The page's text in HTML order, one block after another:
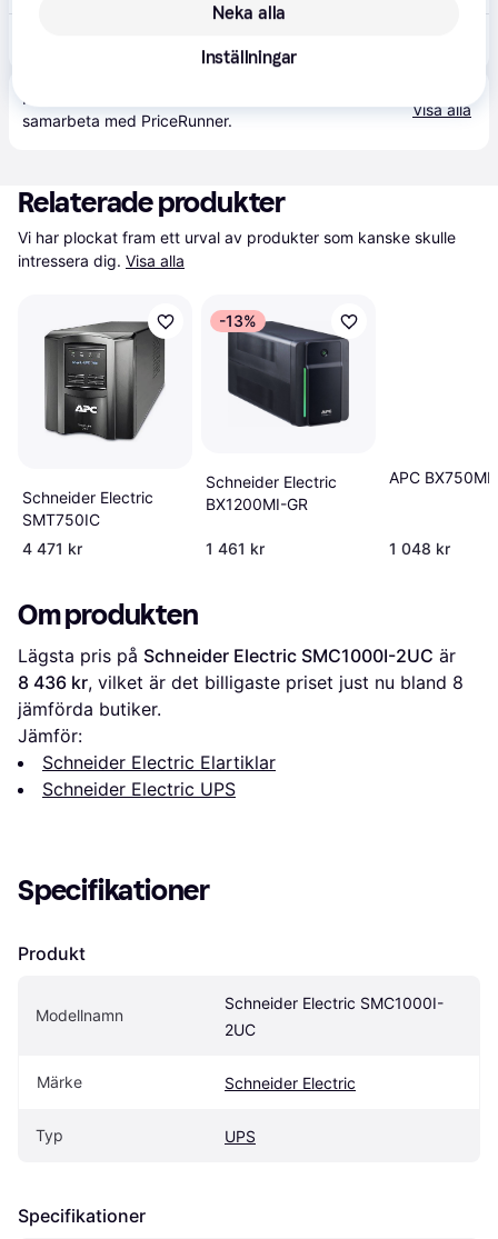
Produkten finns även hos
samarbeta med PriceRunner.
Visa alla
Relaterade produkter
Vi har plockat fram ett urval av produkter som kanske skulle
intressera dig. Visa alla
Schneider Electric
SMT750IC
4 471 kr
-13%
Schneider Electric
BX1200MI-GR
1 461 kr
APC
1 048 kr
Om produkten
Lägsta pris på Schneider Electric SMC1000I-2UC
8 436 kr, vilket är det billigaste priset just nu bland 8
jämförda butiker.
Jämför:
Schneider Electric Elartiklar
Schneider Electric UPS
Specifikationer
Produkt
Modellnamn
Schneider Electric SMC1000I-
2UC
Märke Schneider Electric
Typ UPS
Specifikationer
Neka alla
Inställningar